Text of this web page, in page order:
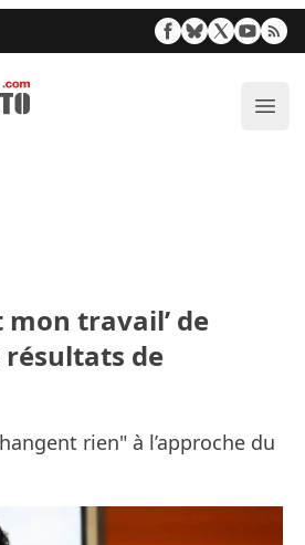
mon travail’ de
de
rien" à l’approche du